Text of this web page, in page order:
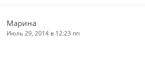
Марина
Июль 29, 2014 в 12:23 пп